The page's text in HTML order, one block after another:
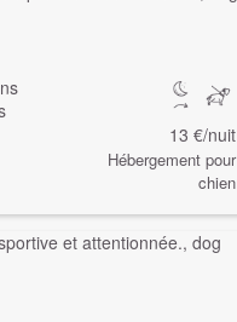
13 €/nuit
Hébergement pour
chien